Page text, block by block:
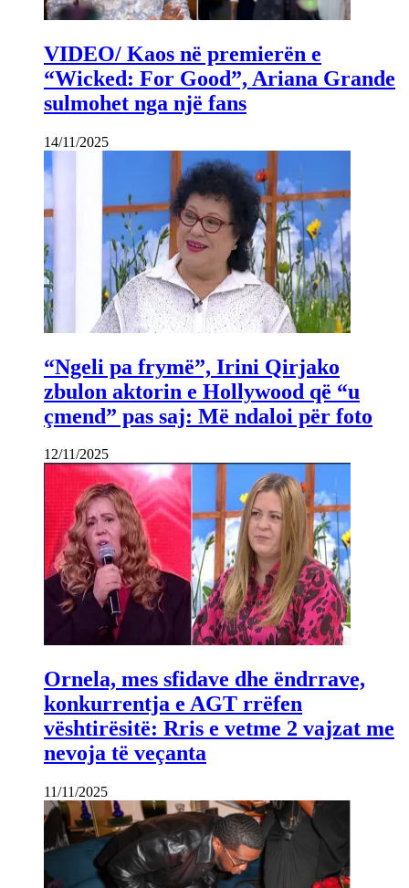
VIDEO/ Kaos në premierën e
“Wicked: For Good”, Ariana Grande
sulmohet nga një fans
14/11/2025
“Ngeli pa frymë”, Irini Qirjako
zbulon aktorin e Hollywood që “u
çmend” pas saj: Më ndaloi për foto
12/11/2025
Ornela, mes sfidave dhe ëndrrave,
konkurrentja e AGT rrëfen
vështirësitë: Rris e vetme 2 vajzat me
nevoja të veçanta
11/11/2025